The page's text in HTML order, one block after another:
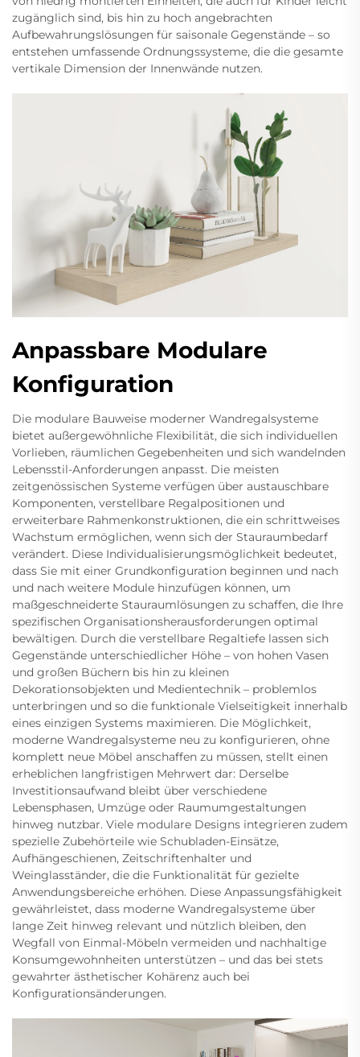
zugänglich sind, bis hin zu hoch angebrachten
Aufbewahrungslösungen für saisonale Gegenstände – so
entstehen umfassende Ordnungssysteme, die die gesamte
vertikale Dimension der Innenwände nutzen.
Anpassbare Modulare
Konfiguration
Die modulare Bauweise moderner Wandregalsysteme
bietet außergewöhnliche Flexibilität, die sich individuellen
Vorlieben, räumlichen Gegebenheiten und sich wandelnden
Lebensstil-Anforderungen anpasst. Die meisten
zeitgenössischen Systeme verfügen über austauschbare
Komponenten, verstellbare Regalpositionen und
erweiterbare Rahmenkonstruktionen, die ein schrittweises
Wachstum ermöglichen, wenn sich der Stauraumbedarf
verändert. Diese Individualisierungsmöglichkeit bedeutet,
dass Sie mit einer Grundkonfiguration beginnen und nach
und nach weitere Module hinzufügen können, um
maßgeschneiderte Stauraumlösungen zu schaffen, die Ihre
spezifischen Organisationsherausforderungen optimal
bewältigen. Durch die verstellbare Regaltiefe lassen sich
Gegenstände unterschiedlicher Höhe – von hohen Vasen
und großen Büchern bis hin zu kleinen
Dekorationsobjekten und Medientechnik – problemlos
unterbringen und so die funktionale Vielseitigkeit innerhalb
eines einzigen Systems maximieren. Die Möglichkeit,
moderne Wandregalsysteme neu zu konfigurieren, ohne
komplett neue Möbel anschaffen zu müssen, stellt einen
erheblichen langfristigen Mehrwert dar: Derselbe
Investitionsaufwand bleibt über verschiedene
Lebensphasen, Umzüge oder Raumumgestaltungen
hinweg nutzbar. Viele modulare Designs integrieren zudem
spezielle Zubehörteile wie Schubladen-Einsätze,
Aufhängeschienen, Zeitschriftenhalter und
Weinglasständer, die die Funktionalität für gezielte
Anwendungsbereiche erhöhen. Diese Anpassungsfähigkeit
gewährleistet, dass moderne Wandregalsysteme über
lange Zeit hinweg relevant und nützlich bleiben, den
Wegfall von Einmal-Möbeln vermeiden und nachhaltige
Konsumgewohnheiten unterstützen – und das bei stets
gewahrter ästhetischer Kohärenz auch bei
Konfigurationsänderungen.